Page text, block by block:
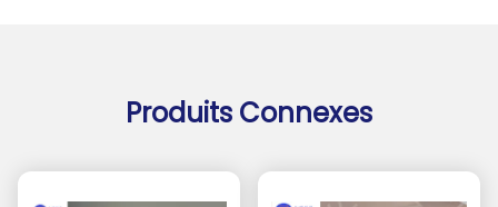
Produits Connexes